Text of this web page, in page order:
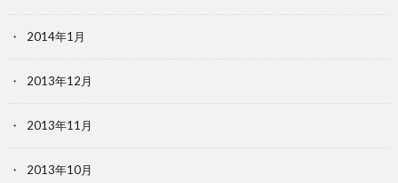
2014年1月
2013年12月
2013年11月
2013年10月